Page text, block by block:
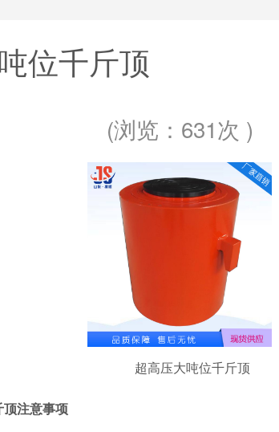
位千斤顶
(浏览： 631次 )
超高压大吨位千斤顶
注意事项